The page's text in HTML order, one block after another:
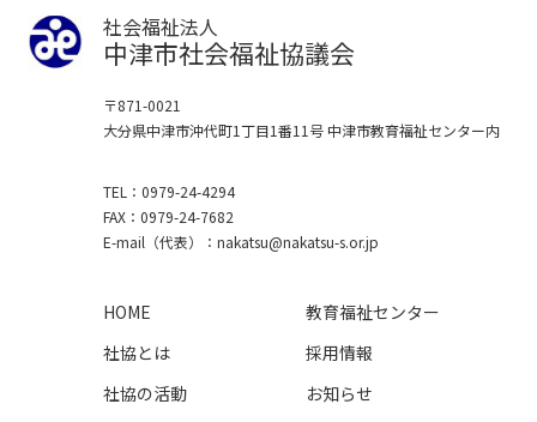
社会福祉法人
中津市社会福祉協議会
〒871-0021
大分県中津市沖代町1丁目1番11号 中津市教育福祉センター内
TEL
0979-24-4294
FAX
0979-24-7682
E-mail （代表） nakatsu nakatsu-s.or.jp
HOME
社協とは
社協の活動
教育福祉センター
採用情報
お知らせ